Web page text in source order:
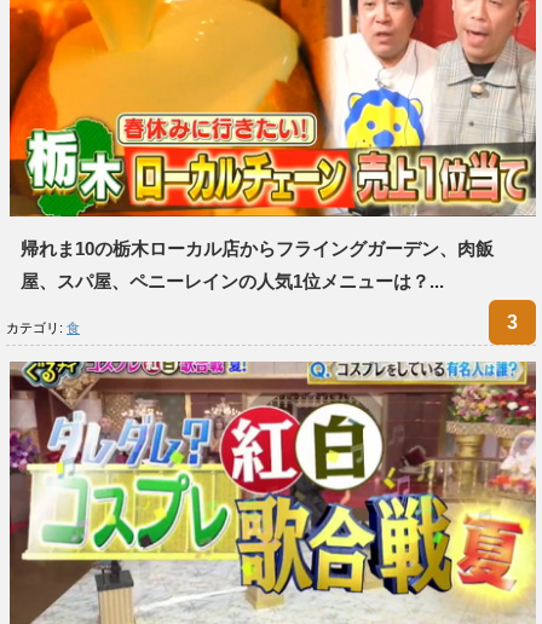
帰れま10の栃木ローカル店からフライングガーデン、肉飯
屋、スパ屋、ペニーレインの人気1位メニューは？...
カテゴリ: 食